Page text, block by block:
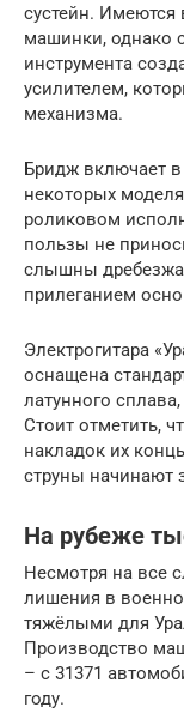
сустейн.
машинки, однако
инструмента
усилителем,
механизма.
Бридж включает
некоторых
роликовом
пользы не
слышны
прилеганием
Электрогитара
оснащена
латунного
Стоит отметить,
накладок их
струны начинают
На рубеже
Несмотря на все
лишения в
тяжёлыми для
Производство
– с 31371
году.